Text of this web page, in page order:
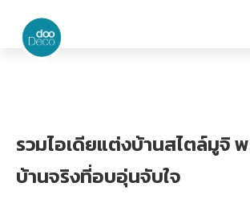
รวมไอเดียแต่งบ้านสไตล์มูจิ
บ้านจริงที่อบอุ่นจับใจ